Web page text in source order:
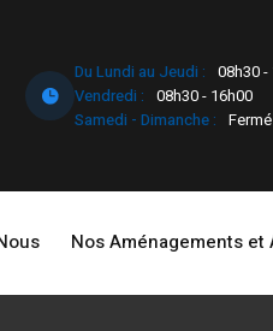
Du Lundi au Jeudi : 08h30 -
Vendredi : 08h30 - 16h00
Samedi - Dimanche : Fermé
Nos Aménagements et